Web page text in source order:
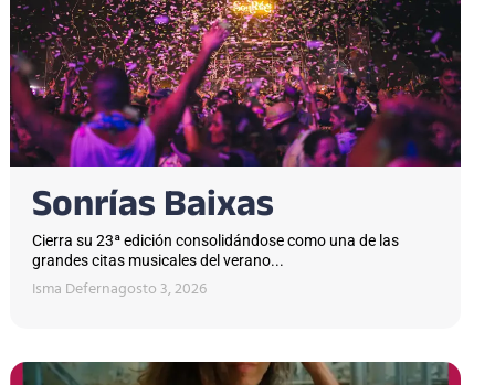
Sonrías Baixas
Cierra su 23ª edición consolidándose como una de las
grandes citas musicales del verano...
Isma Defernagosto 3, 2026